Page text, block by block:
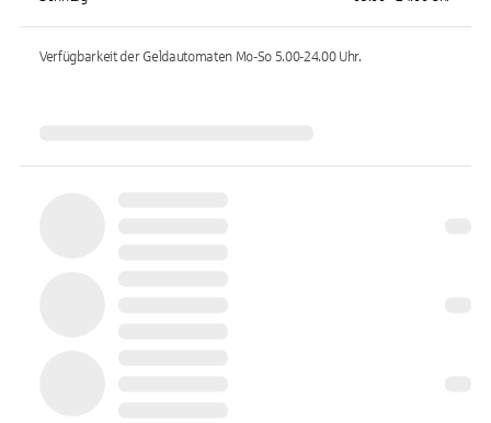
Verfügbarkeit der Geldautomaten Mo-So 5.00-24.00Uhr.